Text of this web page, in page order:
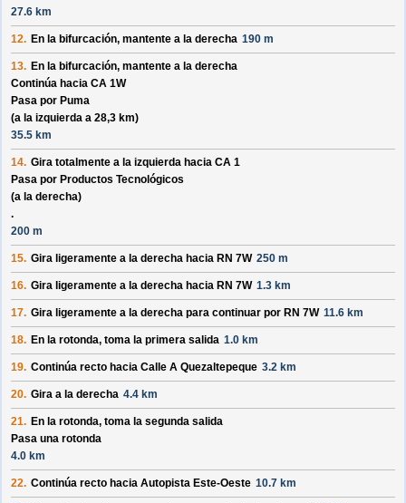
27.6 km
12. En la bifurcación, mantente a la derecha 190 m
13. En la bifurcación, mantente a la derecha
Continúa hacia CA 1W
Pasa por Puma
(a la izquierda a 28,3 km)
35.5 km
14. Gira totalmente a la izquierda hacia CA 1
Pasa por Productos Tecnológicos
(a la derecha)
.
200 m
15. Gira ligeramente a la derecha hacia RN 7W 250 m
16. Gira ligeramente a la derecha hacia RN 7W 1.3 km
17. Gira ligeramente a la derecha para continuar por RN 7W 11.6 km
18. En la rotonda, toma la primera salida 1.0 km
19. Continúa recto hacia Calle A Quezaltepeque 3.2 km
20. Gira a la derecha 4.4 km
21. En la rotonda, toma la segunda salida
Pasa una rotonda
4.0 km
22. Continúa recto hacia Autopista Este-Oeste 10.7 km